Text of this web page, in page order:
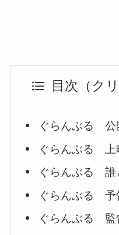
目次（ク
ぐらんぶる 公
ぐらんぶる 上
ぐらんぶる 誰
ぐらんぶる 予
ぐらんぶる 監